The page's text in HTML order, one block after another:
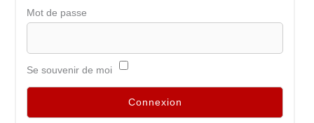
Mot de passe
Se souvenir de moi